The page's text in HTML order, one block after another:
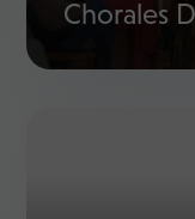
Chorales